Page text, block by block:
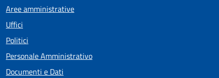
Aree amministrative
Uffici
Politici
Personale Amministrativo
Documenti e Dati